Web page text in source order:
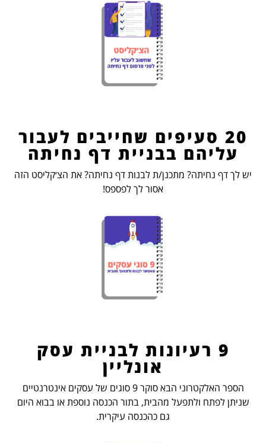
20 סעיפים שחייבים לעבור
עליהם בבניית דף נחיתה
יש לך דף נחיתה? מתכנן/ת לבנות דף נחיתה? את הצ׳קליסט הזה
אסור לך לפספס!
9 רעיונות לבניית עסק
אונליין
הספר האלקטרוני הבא סוקר 9 סוגים של עסקים אינטרנטיים
שניתן לפתח ולתפעל מהבית, בתור הכנסה נוספת או בבוא היום
גם כהכנסה עיקרית.